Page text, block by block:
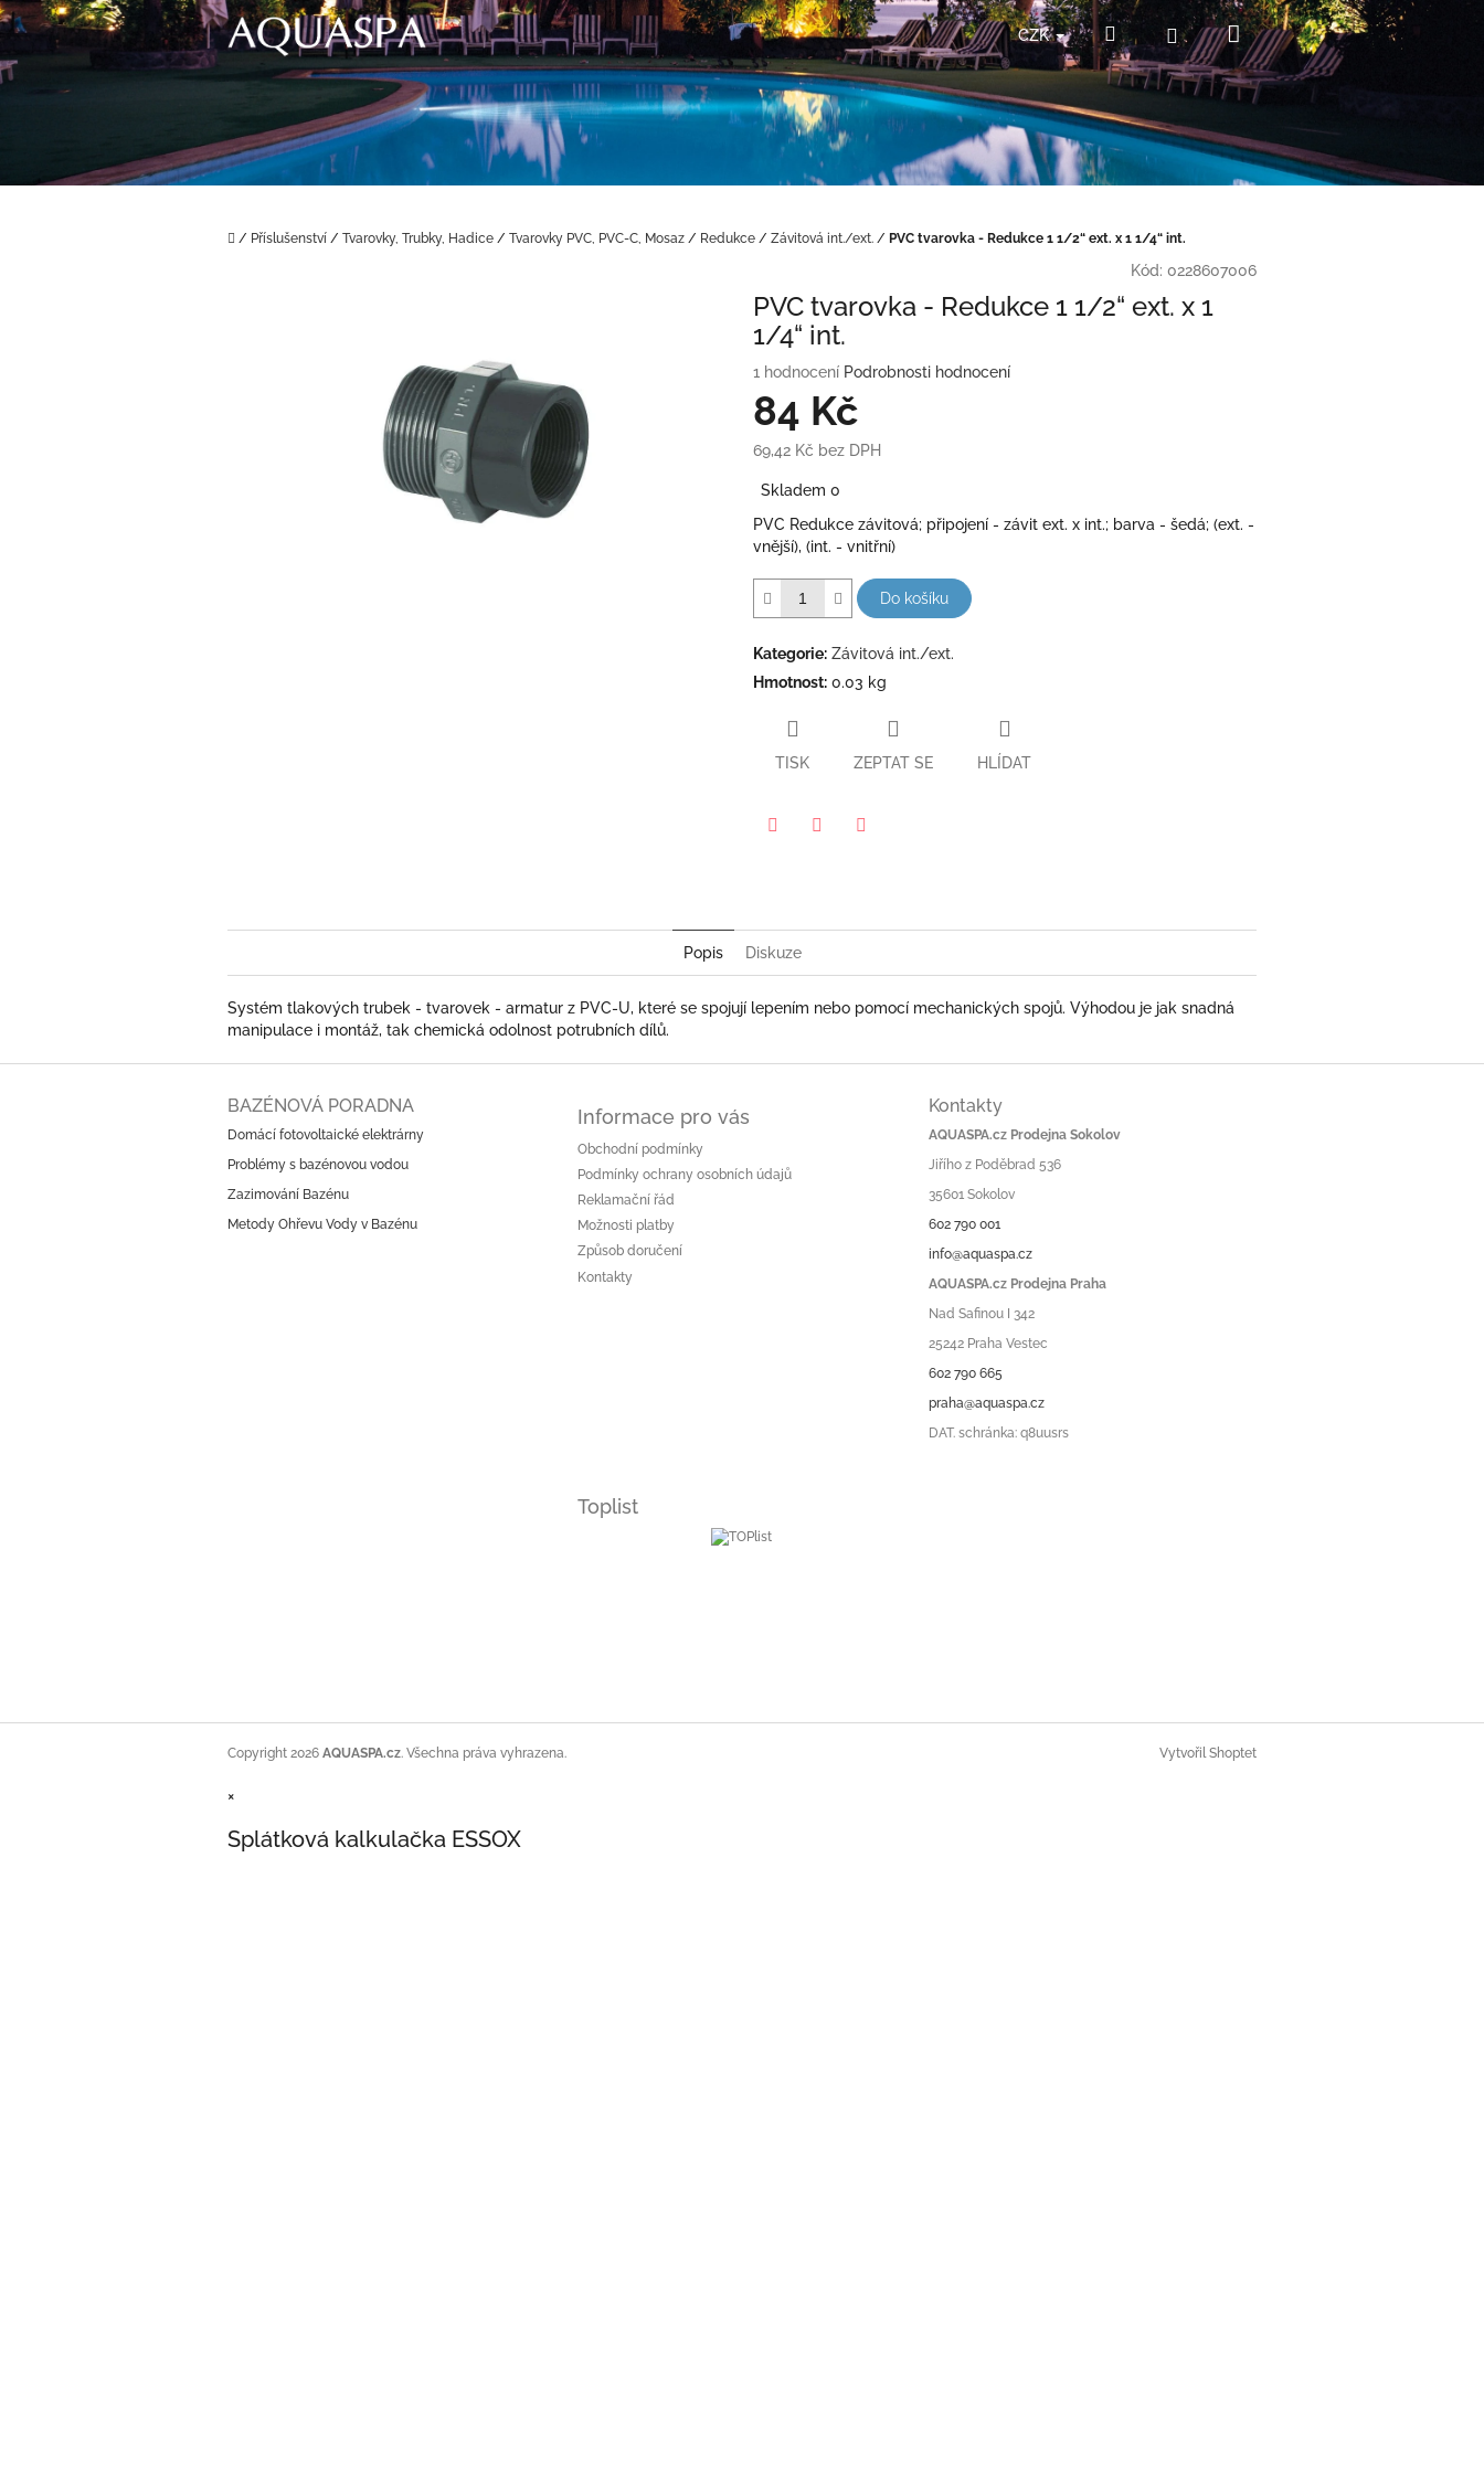
Přejít
na
CZK HledatPřihlášeníNákupní
košík
Domů
/ Příslušenství / Tvarovky, Trubky, Hadice / Tvarovky PVC, PVC-C, Mosaz / Redukce / Závitová int./ext. / PVC tvarovka - Redukce 1 1/2“ ext. x 1 1/4“ int.
Kód: 0228607006
PVC tvarovka - Redukce 1 1/2“ ext. x 1
1/4“ int.
Průměrné
hodnocení
produktu
5,0
hvězdiček.
1 hodnocení Podrobnosti hodnocení
84 Kč
69,42 Kč bez DPH
cena:
Skladem 0
PVC Redukce závitová; připojení - závit ext. x int.; barva - šedá; (ext. -
vnější), (int. - vnitřní)
Do košíku
Kategorie: Závitová int./ext.
Hmotnost: 0.03 kg
TISK ZEPTAT SE HLÍDAT
Popis Diskuze
Systém tlakových trubek - tvarovek - armatur z PVC-U, které se spojují lepením nebo pomocí mechanických spojů. Výhodou je jak snadná
manipulace i montáž, tak chemická odolnost potrubních dílů.
BAZÉNOVÁ PORADNA
Domácí fotovoltaické elektrárny
Problémy s bazénovou vodou
Zazimování Bazénu
Metody Ohřevu Vody v Bazénu
Informace pro vás
Obchodní podmínky
Podmínky ochrany osobních údajů
Reklamační řád
Možnosti platby
Způsob doručení
Kontakty
Kontakty
AQUASPA.cz Prodejna Sokolov
Jiřího z Poděbrad 536
35601 Sokolov
602 790 001
info@aquaspa.cz
AQUASPA.cz Prodejna Praha
Nad Safinou I 342
25242 Praha Vestec
602 790 665
praha@aquaspa.cz
DAT. schránka: q8uusrs
Toplist
Vytvořil Shoptet
Copyright 2026 AQUASPA.cz. Všechna práva vyhrazena.
×
Splátková kalkulačka ESSOX